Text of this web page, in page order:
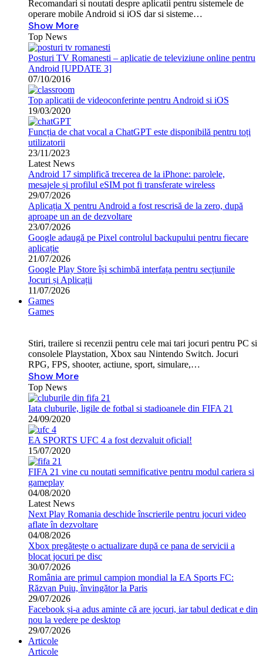
Recomandari si noutati despre aplicatii pentru sistemele de
operare mobile Android si iOS dar si sisteme…
Show More
Top News
Posturi TV Romanesti – aplicatie de televiziune online pentru
Android [UPDATE 3]
07/10/2016
Top aplicatii de videoconferinte pentru Android si iOS
19/03/2020
Funcția de chat vocal a ChatGPT este disponibilă pentru toți
utilizatorii
23/11/2023
Latest News
Android 17 simplifică trecerea de la iPhone: parolele,
mesajele și profilul eSIM pot fi transferate wireless
29/07/2026
Aplicația X pentru Android a fost rescrisă de la zero, după
aproape un an de dezvoltare
23/07/2026
Google adaugă pe Pixel controlul backupului pentru fiecare
aplicație
21/07/2026
Google Play Store își schimbă interfața pentru secțiunile
Jocuri și Aplicații
11/07/2026
Games
Games
Stiri, trailere si recenzii pentru cele mai tari jocuri pentru PC si
consolele Playstation, Xbox sau Nintendo Switch. Jocuri
RPG, FPS, shooter, actiune, sport, simulare,…
Show More
Top News
Iata cluburile, ligile de fotbal si stadioanele din FIFA 21
24/09/2020
EA SPORTS UFC 4 a fost dezvaluit oficial!
15/07/2020
FIFA 21 vine cu noutati semnificative pentru modul cariera si
gameplay
04/08/2020
Latest News
Next Play Romania deschide înscrierile pentru jocuri video
aflate în dezvoltare
04/08/2026
Xbox pregătește o actualizare după ce pana de servicii a
blocat jocuri pe disc
30/07/2026
România are primul campion mondial la EA Sports FC:
Răzvan Puiu, învingător la Paris
29/07/2026
Facebook și-a adus aminte că are jocuri, iar tabul dedicat e din
nou la vedere pe desktop
29/07/2026
Articole
Articole